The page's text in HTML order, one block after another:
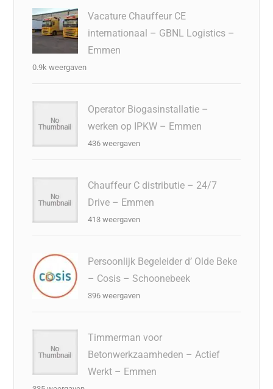
Vacature Chauffeur CE
internationaal – GBNL Logistics –
Emmen
0.9k weergaven
Operator Biogasinstallatie –
werken op IPKW – Emmen
436 weergaven
Chauffeur C distributie – 24/7
Drive – Emmen
413 weergaven
Persoonlijk Begeleider d’ Olde Beke
– Cosis – Schoonebeek
396 weergaven
Timmerman voor
Betonwerkzaamheden – Actief
Werkt – Emmen